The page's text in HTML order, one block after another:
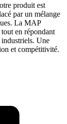
produit est
par un mélange
La MAP
en répondant
Une
et compétitivité.